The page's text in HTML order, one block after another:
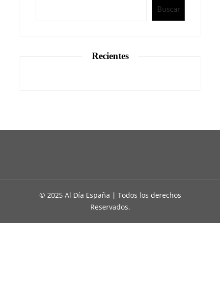
Buscar
Recientes
© 2025 Al Día España | Todos los derechos
Reservados.